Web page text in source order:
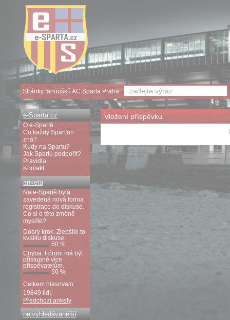
Vložení příspěvku
e-Sparta.cz
O e-Spartě
Co každý Sparťan
zná?
Kudy na Spartu?
Jak Spartu podpořit?
Pravidla
Kontakt
anketa
Na e-Spartě byla
zavedená nová forma
registrace do diskuse.
Co si o této změně
myslíte?
Dobrý krok. Zlepšilo to
kvalitu diskuse.
50 %
Chyba. Fórum má být
přístupné více
přispěvatelům.
50 %
Celkem hlasovalo:
19849 lidí.
Předchozí ankety
nejvyhledávanější
Stránky fanoušků AC Sparta Praha